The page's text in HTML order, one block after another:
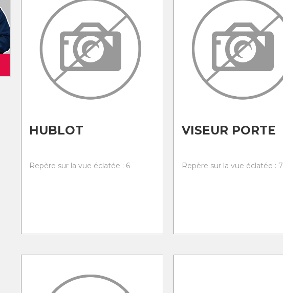
HUBLOT
Repère sur la vue éclatée : 6
VISEUR PORTE
Repère sur la vue éclatée : 7